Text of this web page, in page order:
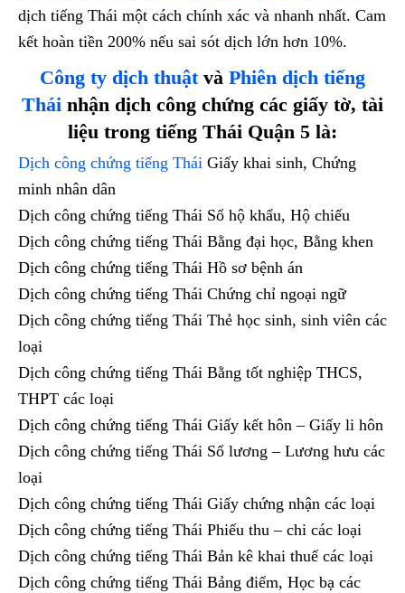
dịch tiếng Thái một cách chính xác và nhanh nhất. Cam
kết hoàn tiền 200% nếu sai sót dịch lớn hơn 10%.
Công ty dịch thuậtvà Phiên dịch tiếng
Thái nhận dịch công chứng các giấy tờ, tài
liệu trong tiếng Thái Quận 5 là:
Dịch công chứng tiếng Thái Giấy khai sinh, Chứng
minh nhân dân
Dịch công chứng tiếng Thái Sổ hộ khẩu, Hộ chiếu
Dịch công chứng tiếng Thái Bằng đại học, Bằng khen
Dịch công chứng tiếng Thái Hồ sơ bệnh án
Dịch công chứng tiếng Thái Chứng chỉ ngoại ngữ
Dịch công chứng tiếng Thái Thẻ học sinh, sinh viên các
loại
Dịch công chứng tiếng Thái Bằng tốt nghiệp THCS,
THPT các loại
Dịch công chứng tiếng Thái Giấy kết hôn – Giấy li hôn
Dịch công chứng tiếng Thái Sổ lương – Lương hưu các
loại
Dịch công chứng tiếng Thái Giấy chứng nhận các loại
Dịch công chứng tiếng Thái Phiếu thu – chi các loại
Dịch công chứng tiếng Thái Bản kê khai thuế các loại
Dịch công chứng tiếng Thái Bảng điểm, Học bạ các